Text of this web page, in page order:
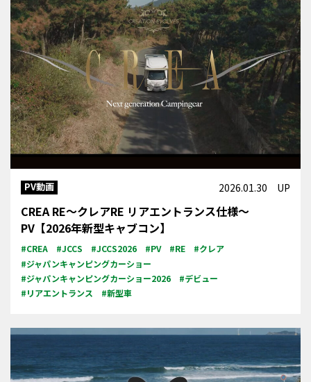
PV動画 2026.01.30 UP
CREA RE～クレアRE リアエントランス仕様～
PV【2026年新型キャブコン】
#CREA #JCCS #JCCS2026 #PV #RE
#クレア
#ジャパンキャンピングカーショー
#ジャパンキャンピングカーショー2026
#デビュー
#リアエントランス
#新型車